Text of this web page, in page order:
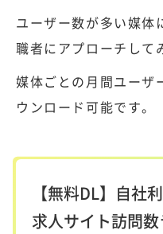
ユーザー数が多い媒体
職者にアプローチして
媒体ごとの月間ユーザ
ウンロード可能です。
【無料DL】自社
求人サイト訪問